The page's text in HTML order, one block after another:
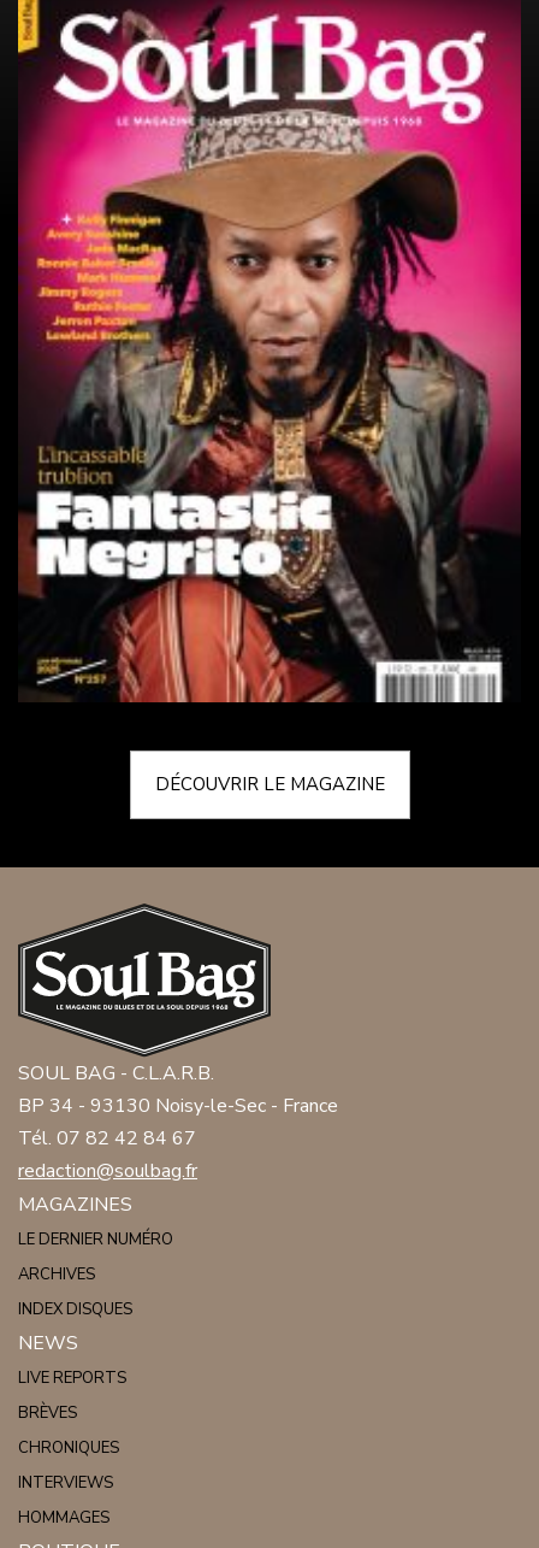
DÉCOUVRIR LE MAGAZINE
SOUL BAG - C.L.A.R.B.
BP 34 - 93130 Noisy-le-Sec - France
Tél. 07 82 42 84 67
redaction@soulbag.fr
MAGAZINES
LE DERNIER NUMÉRO
ARCHIVES
INDEX DISQUES
NEWS
LIVE REPORTS
BRÈVES
CHRONIQUES
INTERVIEWS
HOMMAGES